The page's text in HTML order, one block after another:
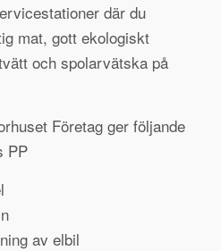
där du
mat, gott ekologiskt
och spolarvätska på
Företag ger följande
PP
av elbil